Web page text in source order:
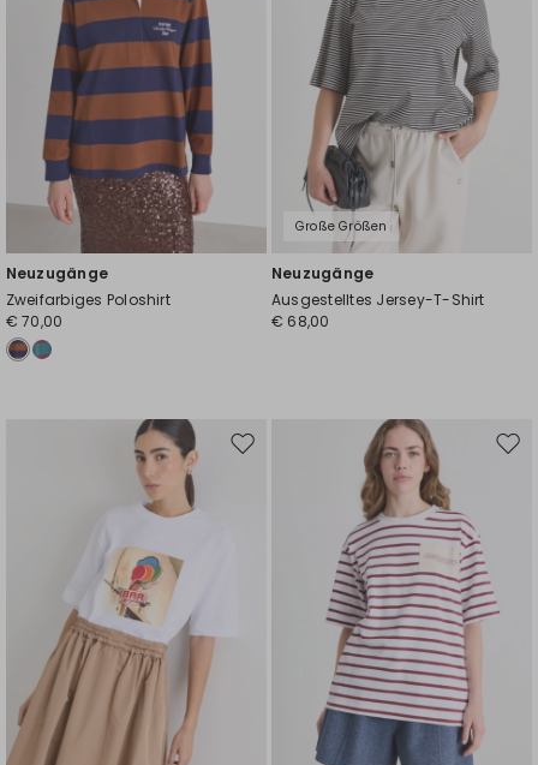
Neuzugänge
Zweifarbiges Poloshirt
€ 70,00
Große Größen
Neuzugänge
Ausgestelltes Jersey-T-Shirt
€ 68,00
Auf
Auf